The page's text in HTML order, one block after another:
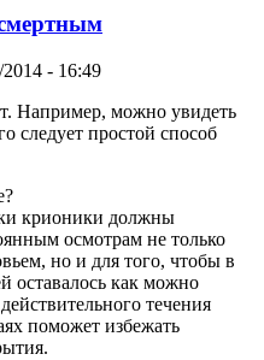
- 16:49
Например, можно увидеть
следует простой способ
крионики должны
осмотрам не только
но и для того, чтобы в
оставалось как можно
течения
поможет избежать